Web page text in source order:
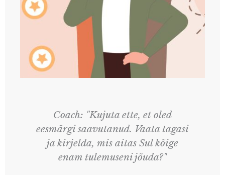
Coach: "Kujuta ette, et oled
eesmärgi saavutanud. Vaata tagasi
ja kirjelda, mis aitas Sul kõige
enam tulemuseni jõuda?"